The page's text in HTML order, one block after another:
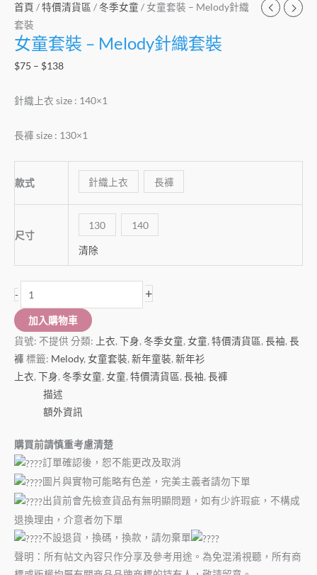
首頁 /特價清貨區 /冬季女童 / 女童套裝 – Melody針織
套裝
女童套裝 – Melody針織套裝
$75 – $138
針織上衣 size : 140×1
長褲 size : 130×1
款式 針織上衣 長褲
尺寸
130 140
清除
- +
加入購物車
貨號: 不提供 分類: 上衣, 下身, 冬季女童, 女童, 特價清貨區, 長袖, 長
褲 標籤: Melody, 女童套裝, 新年童裝, 新年衫
上衣, 下身, 冬季女童, 女童, 特價清貨區, 長袖, 長褲
描述
額外資訊
購買前請慎重考慮清楚
訂單確認後，恕不能更改及取消
圖片與實物可能略有色差，完美主義者請勿下單
出貨前會先檢查貨品有無明顯問題，如有少許瑕疵，不構成
退換理由，介意者勿下單
不設退貨，換碼，換款，請勿棄單
聲明：所有帖文內容只作分享及參考用途。為免混淆視聽，所有商